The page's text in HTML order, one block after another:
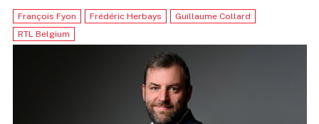
François Fyon Frédéric Herbays
Guillaume Collard
RTL Belgium